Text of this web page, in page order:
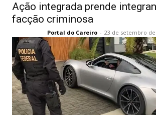
Ação integrada prende
facção criminosa
Portal do Careiro - 23 de setembro de